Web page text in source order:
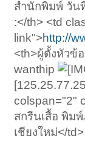
สำนักพิมพ์ วัน
:</th> <td
link">http://
<th>ผู้ตั้งหัวข้
wanthip
colspan="2"
สกรีนเสื้อ พิม
เชียงใหม่</